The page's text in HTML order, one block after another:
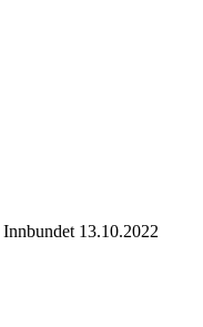
Innbundet 13.10.2022